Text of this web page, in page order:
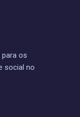
os
social no